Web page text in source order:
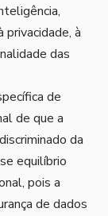
à
das
de
de que a
da
equilíbrio
pois a
de dados